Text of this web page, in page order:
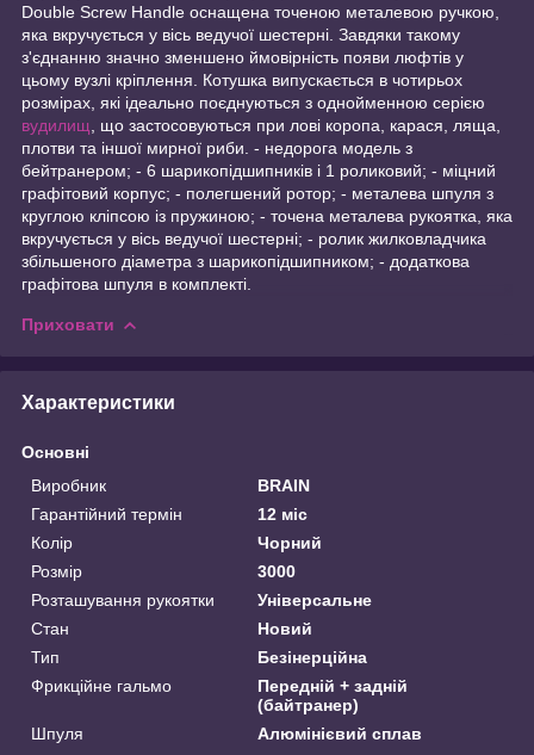
Double Screw Handle оснащена точеною металевою ручкою,
яка вкручується у вісь ведучої шестерні. Завдяки такому
з'єднанню значно зменшено ймовірність появи люфтів у
цьому вузлі кріплення. Котушка випускається в чотирьох
розмірах, які ідеально поєднуються з однойменною серією
вудилищ , що застосовуються при лові коропа, карася, ляща,
плотви та іншої мирної риби. - недорога модель з
бейтранером; - 6 шарикопідшипників і 1 роликовий; - міцний
графітовий корпус; - полегшений ротор; - металева шпуля з
круглою кліпсою із пружиною; - точена металева рукоятка, яка
вкручується у вісь ведучої шестерні; - ролик жилковладчика
збільшеного діаметра з шарикопідшипником; - додаткова
графітова шпуля в комплекті.
Приховати
Характеристики
Основні
Виробник
BRAIN
Гарантійний термін
12 міс
Колір
Чорний
Розмір
3000
Розташування рукоятки
Універсальне
Стан
Новий
Тип
Безінерційна
Фрикційне гальмо
Передній + задній
(байтранер)
Шпуля
Алюмінієвий сплав